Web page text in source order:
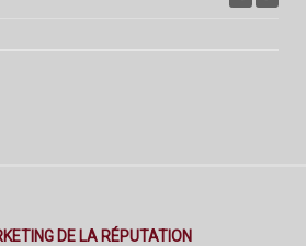
DE LA RÉPUTATION